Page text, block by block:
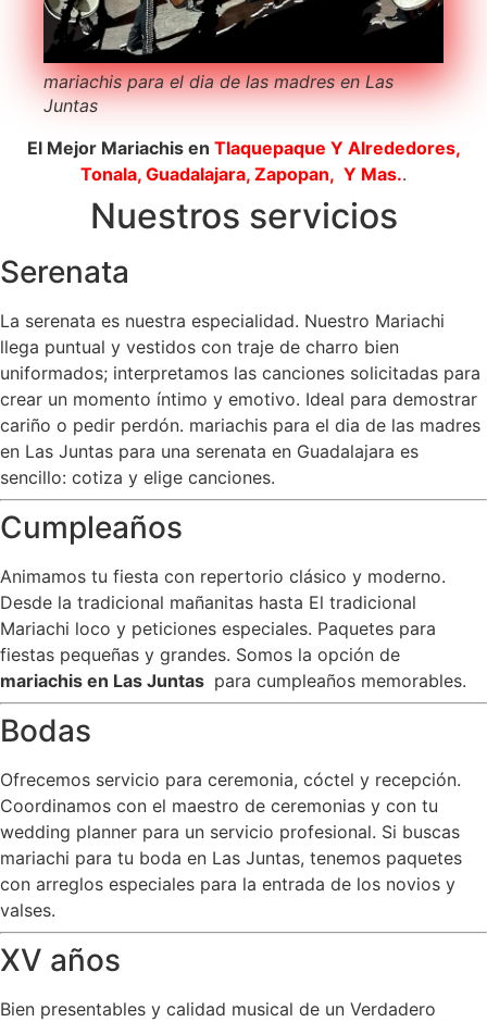
mariachis para el dia de las madres en Las
Juntas
El Mejor Mariachis en Tlaquepaque Y Alrededores,
Tonala, Guadalajara, Zapopan, Y Mas..
Nuestros servicios
Serenata
La serenata es nuestra especialidad. Nuestro Mariachi
llega puntual y vestidos con traje de charro bien
uniformados; interpretamos las canciones solicitadas para
crear un momento íntimo y emotivo. Ideal para demostrar
cariño o pedir perdón. mariachis para el dia de las madres
en Las Juntas para una serenata en Guadalajara es
sencillo: cotiza y elige canciones.
Cumpleaños
Animamos tu fiesta con repertorio clásico y moderno.
Desde la tradicional mañanitas hasta El tradicional
Mariachi loco y peticiones especiales. Paquetes para
fiestas pequeñas y grandes. Somos la opción de
mariachis en Las Juntas para cumpleaños memorables.
Bodas
Ofrecemos servicio para ceremonia, cóctel y recepción.
Coordinamos con el maestro de ceremonias y con tu
wedding planner para un servicio profesional. Si buscas
mariachi para tu boda en Las Juntas, tenemos paquetes
con arreglos especiales para la entrada de los novios y
valses.
XV años
Bien presentables y calidad musical de un Verdadero